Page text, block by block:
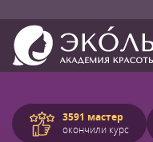
3591 мастер
окончили курс